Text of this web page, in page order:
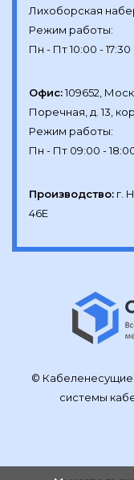
Лихоборская
Режим работы:
Офис:109652,
Поречная, д. 13,
Режим работы:
Производство: г.
46Е
© Кабеленесущие
системы